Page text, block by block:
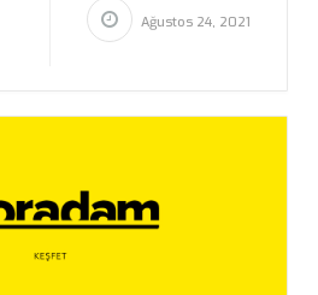
Ağustos 24, 2021